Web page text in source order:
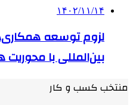
۱۴۰۲/۱۱/۱۴
لزوم توسعه
بین‌المللی با
منتخب کسب و کار